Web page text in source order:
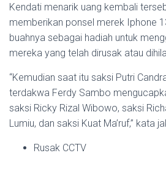
Kendati menarik uang kembali
memberikan ponsel merek Iphone
buahnya sebagai hadiah untuk
mereka yang telah dirusak atau
“Kemudian saat itu saksi Putri
terdakwa Ferdy Sambo
saksi Ricky Rizal Wibowo, saksi
Lumiu, dan saksi Kuat Ma’ruf,” kata
Rusak CCTV